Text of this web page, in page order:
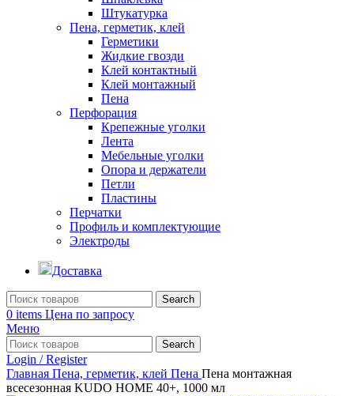
Штукатурка
Пена, герметик, клей
Герметики
Жидкие гвозди
Клей контактный
Клей монтажный
Пена
Перфорация
Крепежные уголки
Лента
Мебельные уголки
Опора и держатели
Петли
Пластины
Перчатки
Профиль и комплектующие
Электроды
Доставка
Search
0 items Цена по запросу
Меню
Search
Login / Register
Главная Пена, герметик, клей Пена Пена монтажная
всесезонная KUDO HOME 40+, 1000 мл